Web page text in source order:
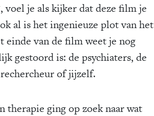
voel je als kijker dat deze film je
al is het ingenieuze plot van het
einde van de film weet je nog
gestoord is: de psychiaters, de
of jijzelf.
therapie ging op zoek naar wat